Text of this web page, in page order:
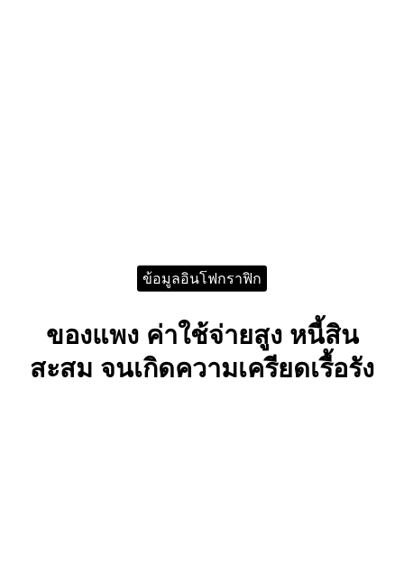
ข้อมูลอินโฟกราฟิก
ของแพง ค่าใช้จ่ายสูง หนี้สิน
สะสม จนเกิดความเครียดเรื้อรัง